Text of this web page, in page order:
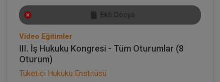
Ekli Dosya
Video Eğitimler
III. İş Hukuku Kongresi - Tüm Oturumlar (8
Oturum)
Tüketici Hukuku Enstitüsü